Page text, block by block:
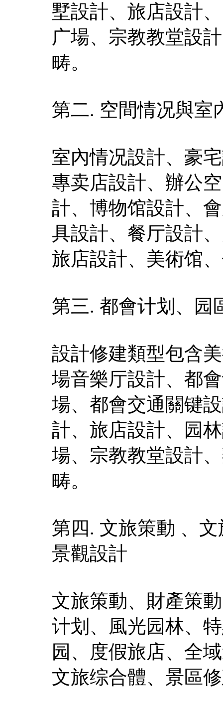
墅設計、旅店設計
广場、宗教教堂設
畴。
第二. 空間情况與室
室內情况設計、豪
專卖店設計、辦公
計、博物馆設計、
具設計、餐厅設計
旅店設計、美術馆
第三. 都會计划、园
設計修建類型包含
場音樂厅設計、都
場、都會交通關键
計、旅店設計、园
場、宗教教堂設計
畴。
第四. 文旅策動 、
景觀設計
文旅策動、財產策
计划、風光园林、
园、度假旅店、全
文旅综合體、景區